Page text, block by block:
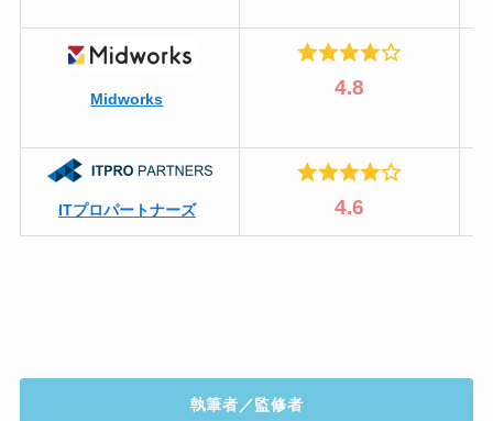
Midworks 4.8
ITプロパートナーズ 4.6
執筆者／監修者